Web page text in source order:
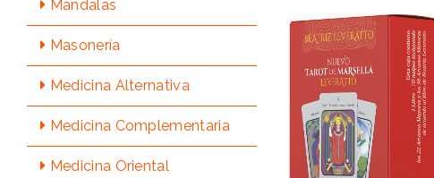
Mandalas
Masonería
Medicina Alternativa
Medicina Complementaria
Medicina Oriental